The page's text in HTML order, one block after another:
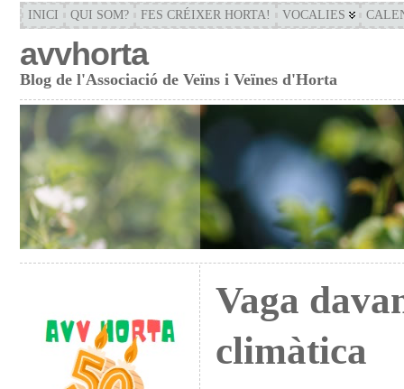
INICI QUI SOM? FES CRÉIXER HORTA! VOCALIES
avvhorta
Blog de l'Associació de Veïns i Veïnes d'Horta
Vaga
climàtica